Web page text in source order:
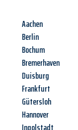
Aachen
Berlin
Bochum
Bremerhaven
Duisburg
Frankfurt
Gütersloh
Hannover